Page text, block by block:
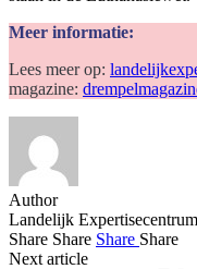
Meer informatie:
Lees meer op:
magazine:
Author
Landelijk
Share Share Share Share
Next article